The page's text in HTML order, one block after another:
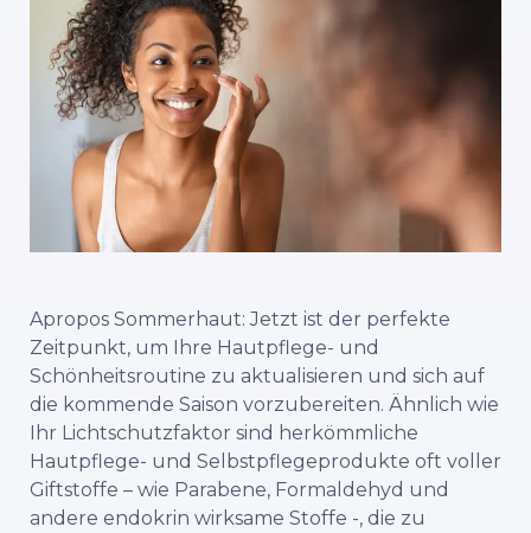
Apropos Sommerhaut: Jetzt ist der perfekte
Zeitpunkt, um Ihre Hautpflege- und
Schönheitsroutine zu aktualisieren und sich auf
die kommende Saison vorzubereiten. Ähnlich wie
Ihr Lichtschutzfaktor sind herkömmliche
Hautpflege- und Selbstpflegeprodukte oft voller
Giftstoffe – wie Parabene, Formaldehyd und
andere endokrin wirksame Stoffe -, die zu